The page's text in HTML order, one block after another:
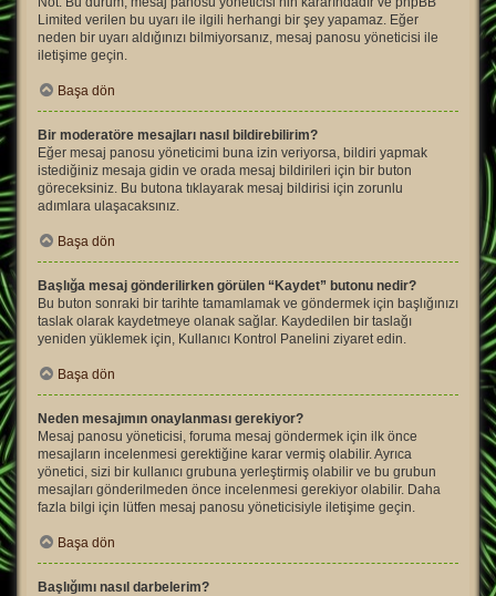
Limited verilen bu uyarı ile ilgili herhangi bir şey yapamaz. Eğer
neden bir uyarı aldığınızı bilmiyorsanız, mesaj panosu yöneticisi ile
iletişime geçin.
Başa dön
Bir moderatöre mesajları nasıl bildirebilirim?
Eğer mesaj panosu yöneticimi buna izin veriyorsa, bildiri yapmak
istediğiniz mesaja gidin ve orada mesaj bildirileri için bir buton
göreceksiniz. Bu butona tıklayarak mesaj bildirisi için zorunlu
adımlara ulaşacaksınız.
Başa dön
Başlığa mesaj gönderilirken görülen “Kaydet” butonu nedir?
Bu buton sonraki bir tarihte tamamlamak ve göndermek için başlığınızı
taslak olarak kaydetmeye olanak sağlar. Kaydedilen bir taslağı
yeniden yüklemek için, Kullanıcı Kontrol Panelini ziyaret edin.
Başa dön
Neden mesajımın onaylanması gerekiyor?
Mesaj panosu yöneticisi, foruma mesaj göndermek için ilk önce
mesajların incelenmesi gerektiğine karar vermiş olabilir. Ayrıca
yönetici, sizi bir kullanıcı grubuna yerleştirmiş olabilir ve bu grubun
mesajları gönderilmeden önce incelenmesi gerekiyor olabilir. Daha
fazla bilgi için lütfen mesaj panosu yöneticisiyle iletişime geçin.
Başa dön
Başlığımı nasıl darbelerim?